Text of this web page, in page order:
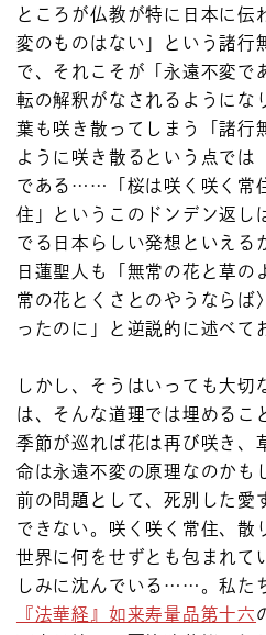
ところが仏教が特に日本に伝
変のものはない」という諸行
で、それこそが「永遠不変で
転の解釈がなされるようにな
葉も咲き散ってしまう「諸行
ように咲き散るという点では
である……「桜は咲く咲く常
住」というこのドンデン返し
でる日本らしい発想といえる
日蓮聖人も「無常の花と草の
常の花とくさとのやうならば
ったのに」と逆説的に述べて
しかし、そうはいっても大切
は、そんな道理では埋めるこ
季節が巡れば花は再び咲き、
命は永遠不変の原理なのかも
前の問題として、死別した愛
できない。咲く咲く常住、散
世界に何をせずとも包まれて
しみに沈んでいる……。私た
『法華経』如来寿量品第十六